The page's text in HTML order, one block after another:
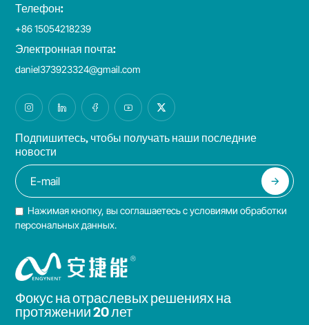
Телефон:
+86 15054218239
Электронная почта:
daniel373923324@gmail.com
Подпишитесь, чтобы получать наши последние
новости
Нажимая кнопку, вы соглашаетесь с условиями обработки
персональных данных.
Фокус на отраслевых решениях на
протяжении 20 лет